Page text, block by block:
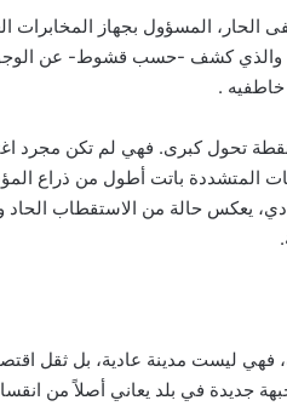
المسؤول بجهاز المخابرات
والذي كشف -حسب قشوط- عن
.
تحول كبرى. فهي لم تكن مجرد
المتشددة باتت أطول من ذراع
يعكس حالة من الاستقطاب
فهي ليست مدينة عادية، بل ثقل
جديدة في بلد يعاني أصلاً من